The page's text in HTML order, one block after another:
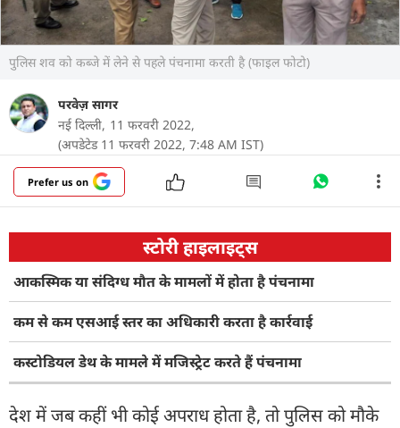
पुलिस शव को कब्जे में लेने से पहले पंचनामा करती है (फाइल फोटो)
परवेज़ सागर
नई दिल्ली, 11 फरवरी 2022,
(अपडेटेड 11 फरवरी 2022, 7:48 AM IST)
Prefer us on
स्टोरी हाइलाइट्स
आकस्मिक या संदिग्ध मौत के मामलों में होता है पंचनामा
कम से कम एसआई स्तर का अधिकारी करता है कार्रवाई
कस्टोडियल डेथ के मामले में मजिस्ट्रेट करते हैं पंचनामा
देश में जब कहीं भी कोई अपराध होता है, तो पुलिस को मौके